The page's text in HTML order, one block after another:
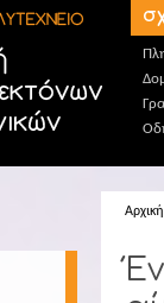
Αρχική